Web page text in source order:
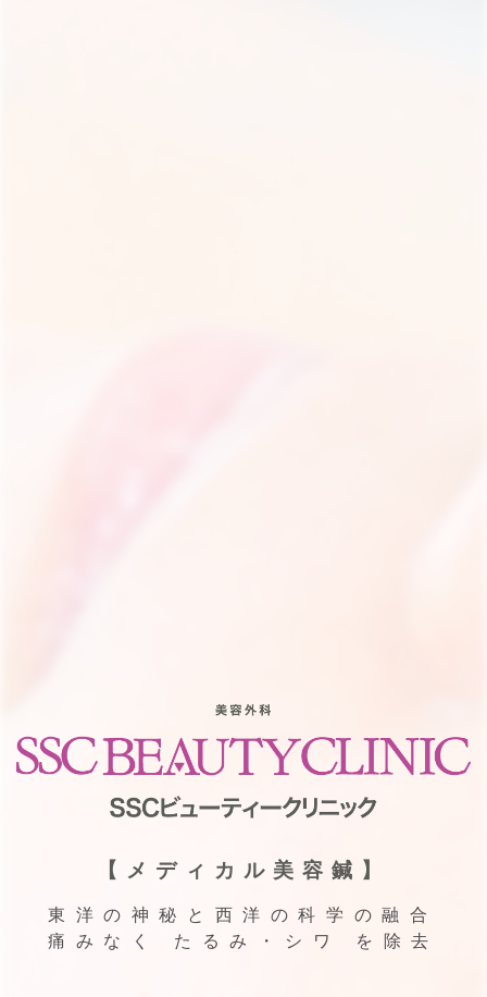
【メディカル美容鍼】
東洋の神秘と西洋の科学の融合
痛みなく たるみ・シワ を除去